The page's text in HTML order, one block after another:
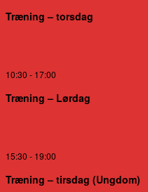
Træning – torsdag
10:30 - 17:00
Træning – Lørdag
15:30 - 19:00
Træning – tirsdag (Ungdom)